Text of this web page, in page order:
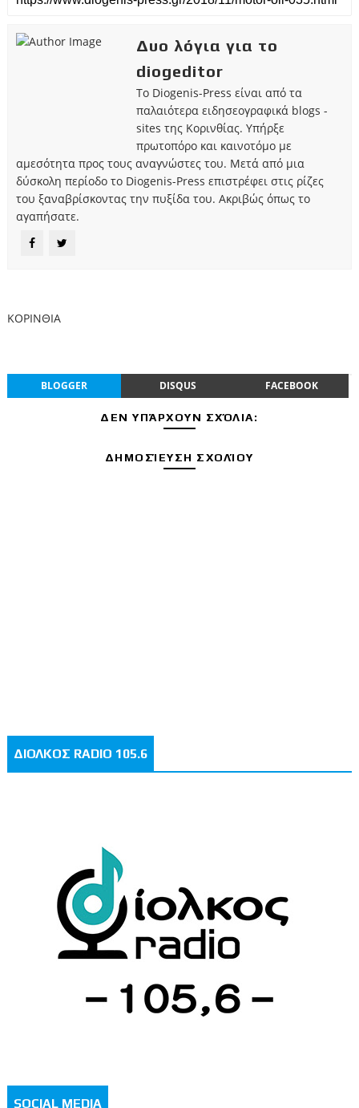
Δυο λόγια για το
diogeditor
Το Diogenis-Press είναι από τα
παλαιότερα ειδησεογραφικά blogs -
sites της Κορινθίας. Υπήρξε
πρωτοπόρο και καινοτόμο με
αμεσότητα προς τους αναγνώστες του. Μετά από μια
δύσκολη περίοδο το Diogenis-Press επιστρέφει στις ρίζες
του ξαναβρίσκοντας την πυξίδα του. Ακριβώς όπως το
αγαπήσατε.
ΚΟΡΙΝΘΙΑ
BLOGGER DISQUS FACEBOOK
ΔΕΝ ΥΠΆΡΧΟΥΝ ΣΧΌΛΙΑ:
ΔΗΜΟΣΊΕΥΣΗ ΣΧΟΛΊΟΥ
ΔΙΟΛΚΟΣ RADIO 105.6
SOCIAL MEDIA